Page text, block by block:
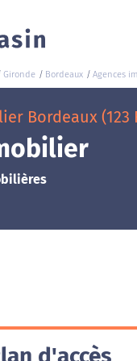
Gironde Bordeaux Agences
Bordeaux